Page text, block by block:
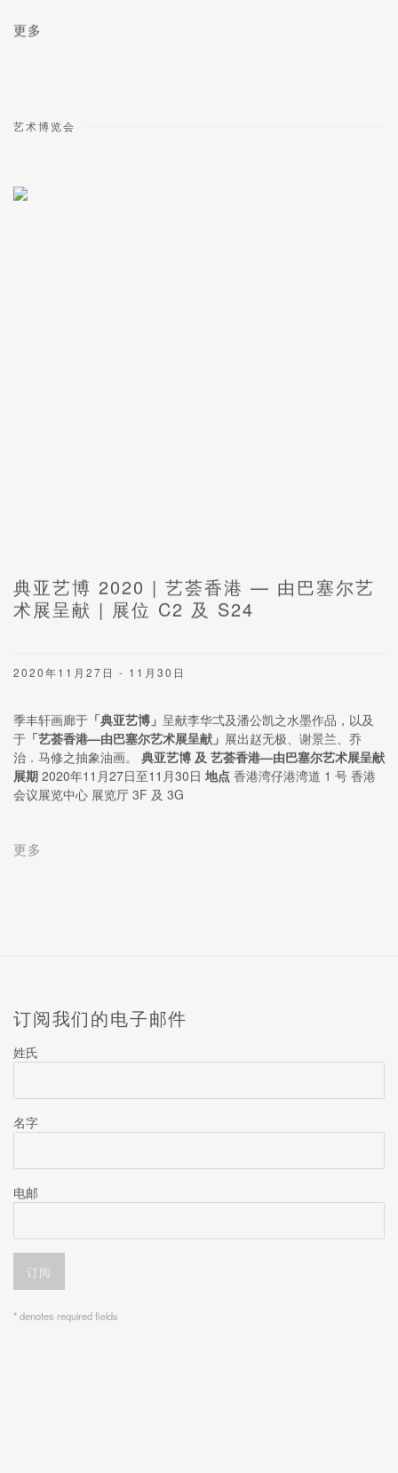
更多
艺术博览会
典亚艺博 2020 | 艺荟香港 — 由巴塞尔艺
术展呈献 | 展位 C2 及 S24
2020年11月27日 - 11月30日
季丰轩画廊于 「典亚艺博」 呈献李华弌及潘公凯之水墨作品，以及
于 「艺荟香港—由巴塞尔艺术展呈献」 展出赵无极、谢景兰、乔
治．马修之抽象油画。 典亚艺博 及 艺荟香港—由巴塞尔艺术展呈献
展期 2020年11月27日至11月30日 地点 香港湾仔港湾道 1 号 香港
会议展览中心 展览厅 3F 及 3G
更多
订阅我们的电子邮件
姓氏
名字
电邮
订阅
* denotes required fields